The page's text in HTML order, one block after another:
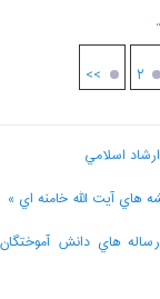
۲ >>
اسلامي
هاي آيت الله خامنه اي »
هاي دانش آموختگان